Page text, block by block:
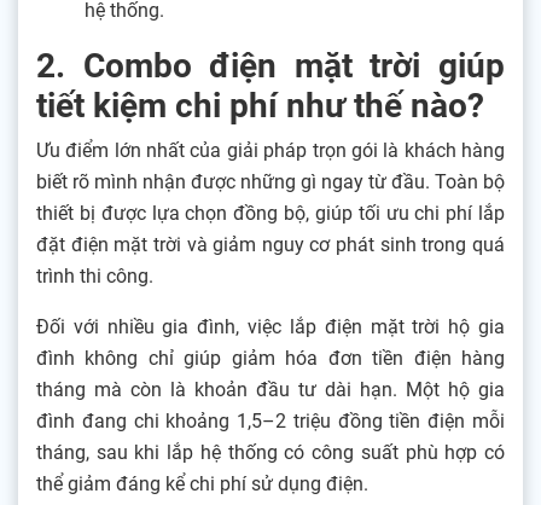
hệ thống.
2. Combo điện mặt trời giúp
tiết kiệm chi phí như thế nào?
Ưu điểm lớn nhất của giải pháp trọn gói là khách hàng
biết rõ mình nhận được những gì ngay từ đầu. Toàn bộ
thiết bị được lựa chọn đồng bộ, giúp tối ưu chi phí lắp
đặt điện mặt trời và giảm nguy cơ phát sinh trong quá
trình thi công.
Đối với nhiều gia đình, việc lắp điện mặt trời hộ gia
đình không chỉ giúp giảm hóa đơn tiền điện hàng
tháng mà còn là khoản đầu tư dài hạn. Một hộ gia
đình đang chi khoảng 1,5–2 triệu đồng tiền điện mỗi
tháng, sau khi lắp hệ thống có công suất phù hợp có
thể giảm đáng kể chi phí sử dụng điện.